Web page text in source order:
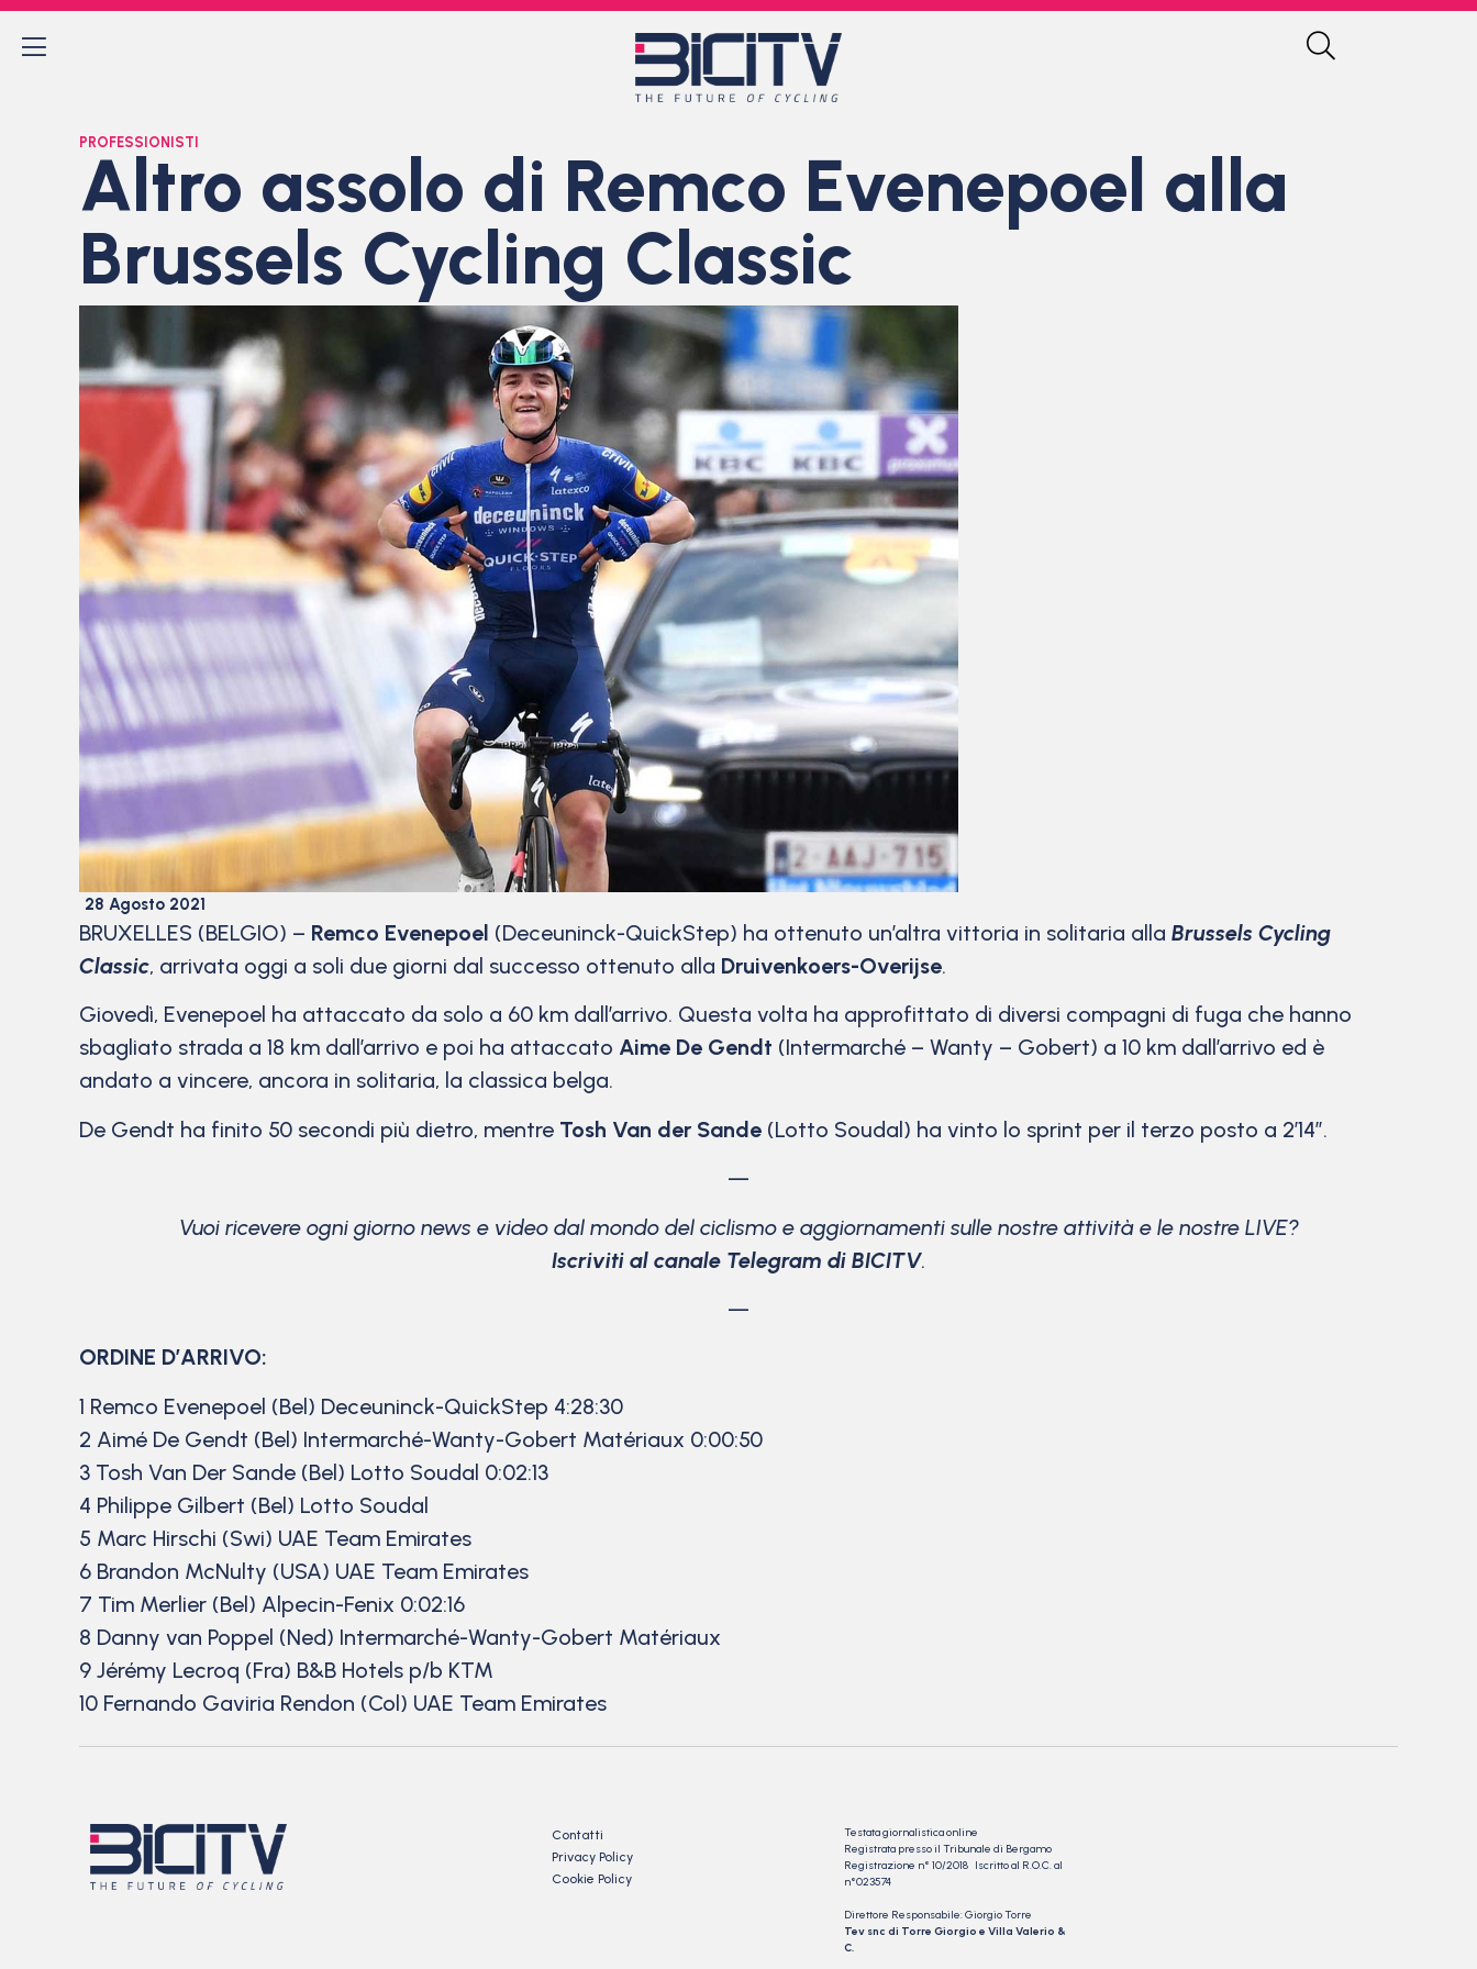
PROFESSIONISTI
Altro assolo di Remco Evenepoel alla
Brussels Cycling Classic
28 Agosto 2021
BRUXELLES (BELGIO) – Remco Evenepoel (Deceuninck-QuickStep) ha ottenuto un’altra vittoria in solitaria alla Brussels Cycling
Classic, arrivata oggi a soli due giorni dal successo ottenuto alla Druivenkoers-Overijse.
Giovedì, Evenepoel ha attaccato da solo a 60 km dall’arrivo. Questa volta ha approfittato di diversi compagni di fuga che hanno
sbagliato strada a 18 km dall’arrivo e poi ha attaccato Aime De Gendt (Intermarché – Wanty – Gobert) a 10 km dall’arrivo ed è
andato a vincere, ancora in solitaria, la classica belga.
De Gendt ha finito 50 secondi più dietro, mentre Tosh Van der Sande (Lotto Soudal) ha vinto lo sprint per il terzo posto a 2’14”.
—
Vuoi ricevere ogni giorno news e video dal mondo del ciclismo e aggiornamenti sulle nostre attività e le nostre LIVE?
Iscriviti al canale Telegram di BICITV.
—
ORDINE D’ARRIVO:
1 Remco Evenepoel (Bel) Deceuninck-QuickStep 4:28:30
2 Aimé De Gendt (Bel) Intermarché-Wanty-Gobert Matériaux 0:00:50
3 Tosh Van Der Sande (Bel) Lotto Soudal 0:02:13
4 Philippe Gilbert (Bel) Lotto Soudal
5 Marc Hirschi (Swi) UAE Team Emirates
6 Brandon McNulty (USA) UAE Team Emirates
7 Tim Merlier (Bel) Alpecin-Fenix 0:02:16
8 Danny van Poppel (Ned) Intermarché-Wanty-Gobert Matériaux
9 Jérémy Lecroq (Fra) B&B Hotels p/b KTM
10 Fernando Gaviria Rendon (Col) UAE Team Emirates
Contatti
Privacy Policy
Cookie Policy
Testata giornalistica online
Registrata presso il Tribunale di Bergamo
Registrazione n° 10/2018 Iscritto al R.O.C. al
n°023574
Direttore Responsabile: Giorgio Torre
Tev snc di Torre Giorgio e Villa Valerio &
C.